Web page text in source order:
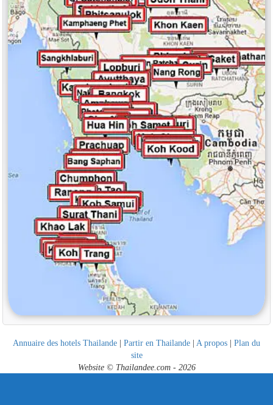
Annuaire des hotels Thailande | Partir en Thailande | A propos | Plan du
site
Website © Thailandee.com - 2026